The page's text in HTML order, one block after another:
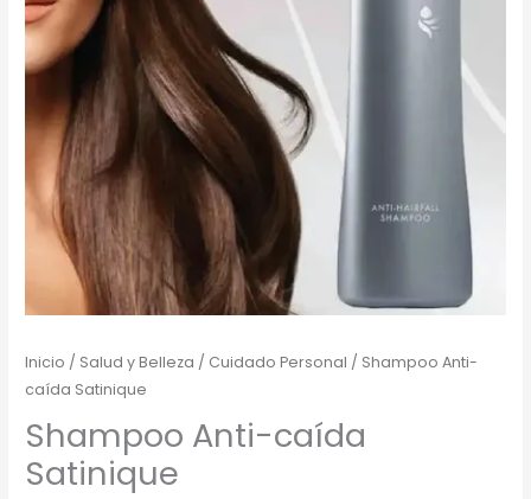
Inicio / Salud y Belleza / Cuidado Personal / Shampoo Anti-
caída Satinique
Shampoo Anti-caída
Satinique